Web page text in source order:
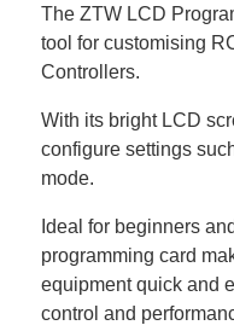
The ZTW LCD
tool for customising
Controllers.
With its bright LCD
configure settings
mode.
Ideal for beginners
programming card
equipment quick and
control and